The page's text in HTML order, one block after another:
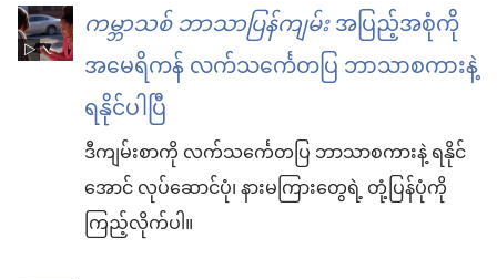
ကမ္ဘာသစ် ဘာသာပြန်ကျမ်းအပြည့်အစုံကို
အမေရိကန် လက်သင်္ကေတပြ ဘာသာစကားနဲ့
ရနိုင်ပါပြီ
ဒီကျမ်းစာကို လက်သင်္ကေတပြ ဘာသာစကားနဲ့ ရနိုင်
အောင် လုပ်ဆောင်ပုံ၊ နားမကြားတွေရဲ့ တုံ့ပြန်ပုံကို
ကြည့်လိုက်ပါ။